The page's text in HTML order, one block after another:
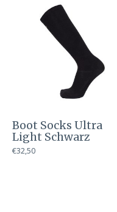
Boot Socks Ultra
Light Schwarz
€32,50